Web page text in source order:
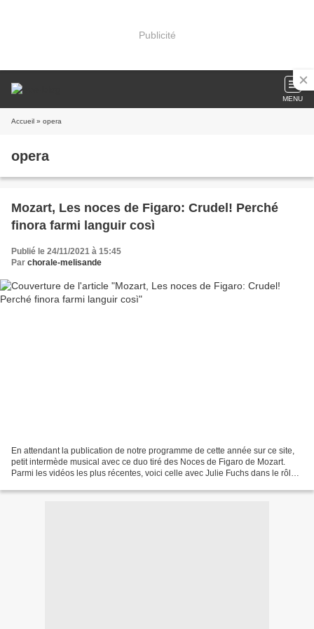
Publicité
MENU
Accueil » opera
opera
Mozart, Les noces de Figaro: Crudel! Perché
finora farmi languir così
Publié le 24/11/2021 à 15:45
Par chorale-melisande
En attendant la publication de notre programme de cette année sur ce site,
petit intermède musical avec ce duo tiré des Noces de Figaro de Mozart.
Parmi les vidéos les plus récentes, voici celle avec Julie Fuchs dans le rôle